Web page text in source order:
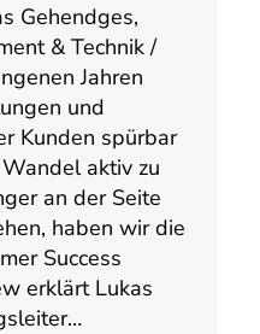
Gehendges,
& Technik /
Jahren
und
Kunden spürbar
aktiv zu
an der Seite
haben wir die
Success
erklärt Lukas